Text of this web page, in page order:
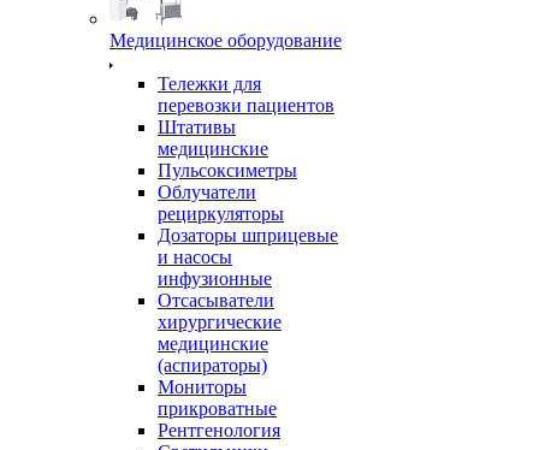
Медицинское оборудование
Тележки для
перевозки пациентов
Штативы
медицинские
Пульсоксиметры
Облучатели
рециркуляторы
Дозаторы шприцевые
и насосы
инфузионные
Отсасыватели
хирургические
медицинские
(аспираторы)
Мониторы
прикроватные
Рентгенология